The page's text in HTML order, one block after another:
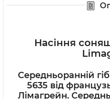
Насіння
Середньоранній
5635 від
Лімагрейн. С